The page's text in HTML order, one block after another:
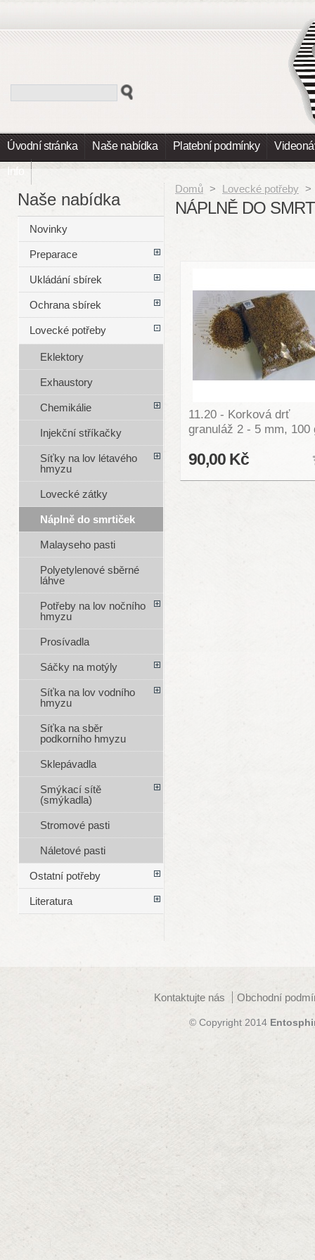
Úvodní stránka Naše nabídka Platební podmínky
Info
Domů > Lovecké potřeby >
NÁPLNĚ DO
11.20 - Korková drť
granuláž 2 - 5 mm, 100
90,00 Kč
Naše nabídka
Novinky
Preparace
Ukládání sbírek
Ochrana sbírek
Lovecké potřeby
Eklektory
Exhaustory
Chemikálie
Injekční stříkačky
Síťky na lov létavého
hmyzu
Lovecké zátky
Náplně do smrtiček
Malayseho pasti
Polyetylenové sběrné
láhve
Potřeby na lov nočního
hmyzu
Prosívadla
Sáčky na motýly
Síťka na lov vodního
hmyzu
Síťka na sběr
podkorního hmyzu
Sklepávadla
Smýkací sítě
(smýkadla)
Stromové pasti
Náletové pasti
Ostatní potřeby
Literatura
Kontaktujte nás Obchodní
© Copyright 2014